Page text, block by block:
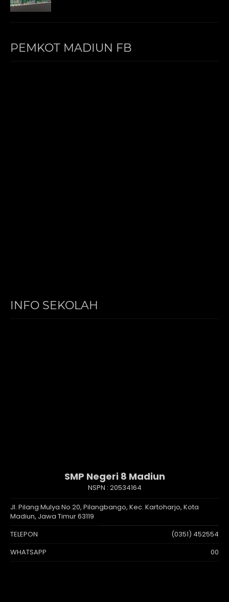
PEMKOT MADIUN FB
INFO SEKOLAH
SMP Negeri 8 Madiun
NSPN : 20534164
Jl. Pilang Mulya No.20, Pilangbango, Kec. Kartoharjo, Kota
Madiun, Jawa Timur 63119
TELEPON
(0351) 452554
WHATSAPP
00